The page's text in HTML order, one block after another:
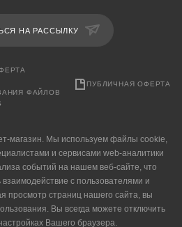
НА РАССЫЛКУ
ФАЙЛОВ
ПУБЛИЧНАЯ ОФЕРТА
магазин. Мы используем файлы cookie,
и сервисами web-аналитики
событий на нашем веб-сайте, что
с пользователями и
просмотр страниц нашего сайта, вы
Вы всегда можете отключить
Вашего браузера.